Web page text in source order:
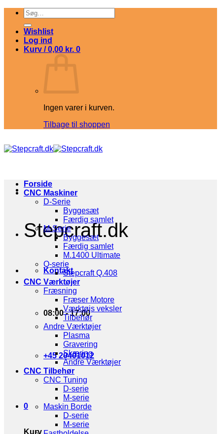
Fortsæt
indhold
Søg
efter:
Wishlist
Log ind
Kurv /0,00 kr. 0
Ingen varer i kurven.
Tilbage til shoppen
Stepcraft.dk
Kontakt
08:00 - 17:00
+45 20401012
0
Kurv
Forside
CNC Maskiner
D-Serie
Byggesæt
Færdig samlet
M-Serie
Byggesæt
Færdig samlet
M.1400 Ultimate
Q-serie
Stepcraft Q.408
CNC Værktøjer
Fræsning
Fræser Motore
Værktøjs veksler
Tilbehør
Andre Værktøjer
Plasma
Gravering
Skæring
Andre Værktøjer
CNC Tilbehør
CNC Tuning
D-serie
M-serie
Maskin Borde
D-serie
M-serie